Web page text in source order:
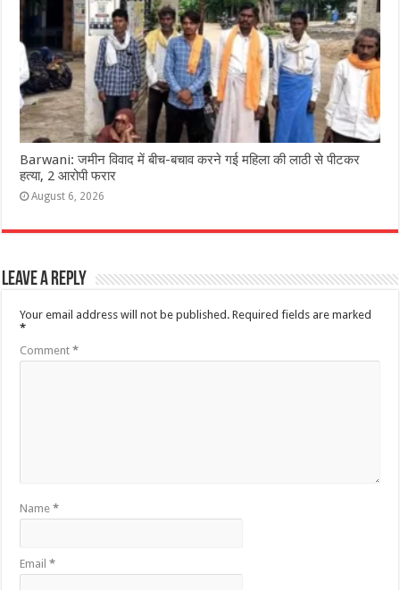
Barwani: जमीन विवाद में बीच-बचाव करने गई महिला की लाठी से पीटकर
हत्या, 2 आरोपी फरार
August 6, 2026
Leave a Reply
Your email address will not be published. Required fields are marked
*
Comment*
Name*
Email*